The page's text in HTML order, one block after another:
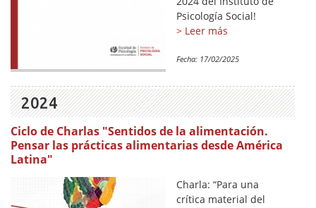
Psicología Social!
> Leer más
Fecha: 17/02/2025
2024
Ciclo de Charlas "Sentidos de la alimentación.
Pensar las prácticas alimentarias desde América
Latina"
Charla: “Para una
crítica material del